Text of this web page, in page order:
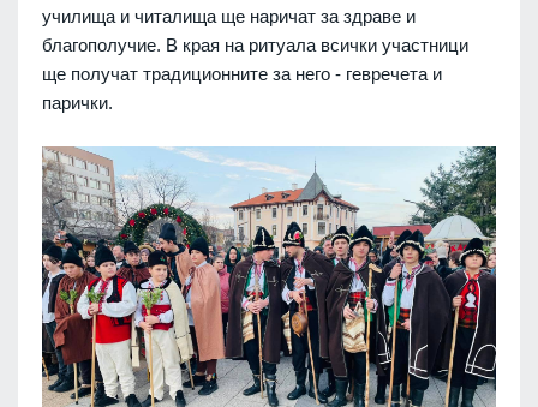
училища и читалища ще наричат за здраве и
благополучие. В края на ритуала всички участници
ще получат традиционните за него - гевречета и
парички.